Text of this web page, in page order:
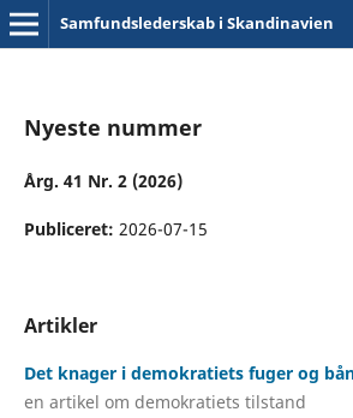
Samfundslederskab i Skandinavien
Nyeste nummer
Årg. 41 Nr. 2 (2026)
Publiceret: 2026-07-15
Artikler
Det knager i demokratiets fuger og
en artikel om demokratiets tilstand